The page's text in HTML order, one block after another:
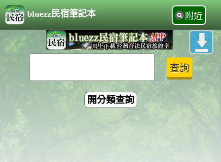
bluezz民宿筆記本 附近
開分類查詢